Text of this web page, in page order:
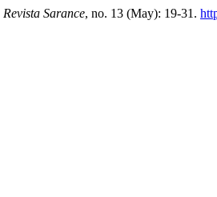
Revista Sarance, no. 13 (May): 19-31.